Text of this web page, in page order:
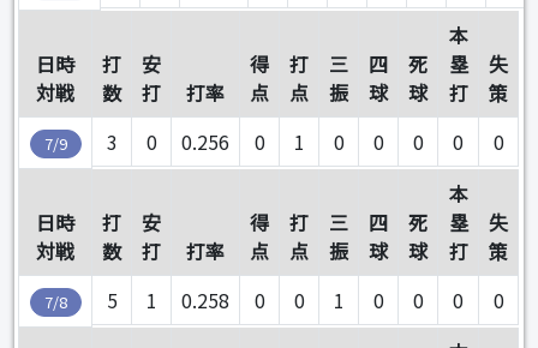
日時
対戦
打
数
安
打
打率
得
点
打
点
三
振
四
球
死
球
本
塁
打
失
策
7/9 3 0 0.256 0 1 0 0 0 0 0
日時
対戦
打
数
安
打
打率
得
点
打
点
三
振
四
球
死
球
本
塁
打
失
策
7/8 5 1 0.258 0 0 1 0 0 0 0